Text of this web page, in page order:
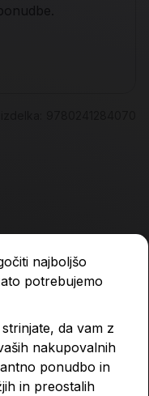
najboljšo
potrebujemo
da vam z
nakupovalnih
ponudbo in
in preostalih